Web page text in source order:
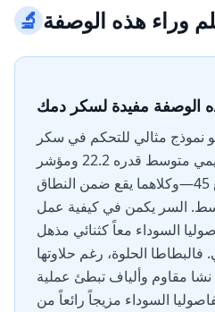
🔬وراء هذه الوصفة
الوصفة مفيدة لسكر دمك
نموذج مثالي للتحكم في سكر
الدم، بحمل جلايسيمي متوسط قدره 22.2 ومؤشر
جلايسيمي تقديري يبلغ 45—وكلاهما يقع ضمن النطاق
السر يكمن في كيفية عمل
السوداء معاً كثنائي مذهل
فالبطاطا الحلوة، رغم حلاوتها
نشا مقاوم وألياف تبطئ عملية
السوداء مزيجاً رائعاً من